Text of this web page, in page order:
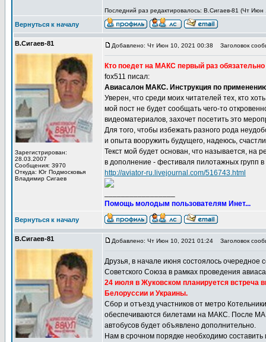
Последний раз редактировалось: В.Сигаев-81 (Чт Июн
Вернуться к началу
В.Сигаев-81
Зарегистрирован:
28.03.2007
Сообщения: 3970
Откуда: Юг Подмосковья
Владимир Сигаев
Добавлено: Чт Июн 10, 2021 00:38 Заголовок
Кто поедет на МАКС первый раз
fox511 писал:
Авиасалон МАКС. Инструкция по
Уверен, что среди моих читателей тех, кто
мой пост не будет сообщать чего-то
видеоматериалов, захочет посетить это
Для того, чтобы избежать разного рода
и опыта вооружить будущего, надеюсь,
Текст мой будет основан, что называется, на
в дополнение - фестиваля пилотажных групп
http://aviator-ru.livejournal.com/516743.html
Помощь молодым пользователям Инет...
Вернуться к началу
В.Сигаев-81 Добавлено: Чт Июн 10, 2021 01:24 Заголовок
Друзья, в начале июня состоялось очередное
Советского Союза в рамках проведения
24 июля в Жуковском планируется встреча
Белоруссии и Украины.
Сбор и отъезд участников от метро
обеспечиваются билетами на МАКС. После
автобусов будет объявлено дополнительно.
Нам в срочном порядке необходимо